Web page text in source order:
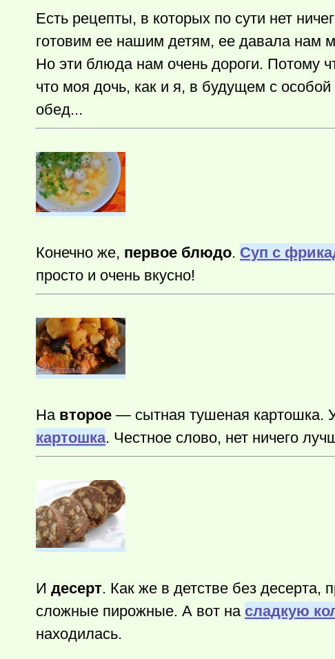
Есть рецепты, в которых по сути нет
готовим ее нашим детям, ее давала
Но эти блюда нам очень дороги. Потому
что моя дочь, как и я, в будущем с
обед...
Конечно же, первое блюдо. Суп с
просто и очень вкусно!
На второе — сытная тушеная картошка.
картошка. Честное слово, нет ничего
И десерт. Как же в детстве без
сложные пирожные. А вот на сладкую
находилась.